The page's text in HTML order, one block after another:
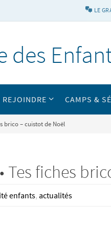
LE
des
REJOINDRE CAMPS &
brico – cuistot de Noël
Tes fiches
enfants, actualités